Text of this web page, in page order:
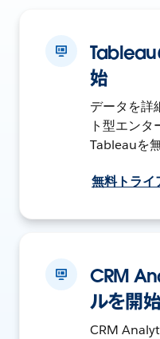
Tableau
始
データを詳
ト型エン
Tableauを
無料トライ
CRM
ルを開始
CRM